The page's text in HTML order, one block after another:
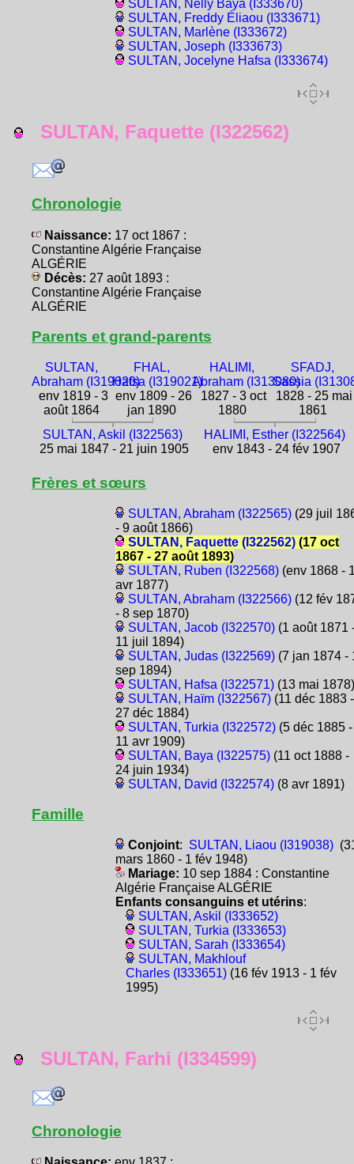
SULTAN, Nelly Baya (I333670)
SULTAN, Freddy Éliaou (I333671)
SULTAN, Marlène (I333672)
SULTAN, Joseph (I333673)
SULTAN, Jocelyne Hafsa (I333674)
SULTAN, Faquette (I322562)
Chronologie
Naissance: 17 oct 1867 :
Constantine Algérie Française
ALGÉRIE
Décès: 27 août 1893 :
Constantine Algérie Française
ALGÉRIE
Parents et grand-parents
SULTAN,
Abraham (I319020)
env 1819 - 3
août 1864
FHAL,
Hafsa (I319021)
env 1809 - 26
jan 1890
HALIMI,
Abraham (I313080)
1827 - 3 oct
1880
SFADJ,
Sassia
1828 - 25 mai
1861
SULTAN, Askil (I322563)
25 mai 1847 - 21 juin 1905
HALIMI, Esther (I322564)
env 1843 - 24 fév 1907
Frères et sœurs
SULTAN, Abraham (I322565)(29 juil
- 9 août 1866)
SULTAN, Faquette (I322562)(17 oct
1867 - 27 août 1893)
SULTAN, Ruben (I322568)(env 1868 -
avr 1877)
SULTAN, Abraham (I322566)(12 fév
- 8 sep 1870)
SULTAN, Jacob (I322570)(1 août 1871
11 juil 1894)
SULTAN, Judas (I322569)(7 jan 1874 -
sep 1894)
SULTAN, Hafsa (I322571)(13 mai 1878)
SULTAN, Haïm (I322567)(11 déc 1883 -
27 déc 1884)
SULTAN, Turkia (I322572)(5 déc 1885 -
11 avr 1909)
SULTAN, Baya (I322575)(11 oct 1888 -
24 juin 1934)
SULTAN, David (I322574)(8 avr 1891)
Famille
Conjoint: SULTAN, Liaou (I319038)
mars 1860 - 1 fév 1948)
Mariage: 10 sep 1884 : Constantine
Algérie Française ALGÉRIE
Enfants consanguins et utérins:
SULTAN, Askil (I333652)
SULTAN, Turkia (I333653)
SULTAN, Sarah (I333654)
SULTAN, Makhlouf
Charles (I333651)(16 fév 1913 - 1 fév
1995)
SULTAN, Farhi (I334599)
Chronologie